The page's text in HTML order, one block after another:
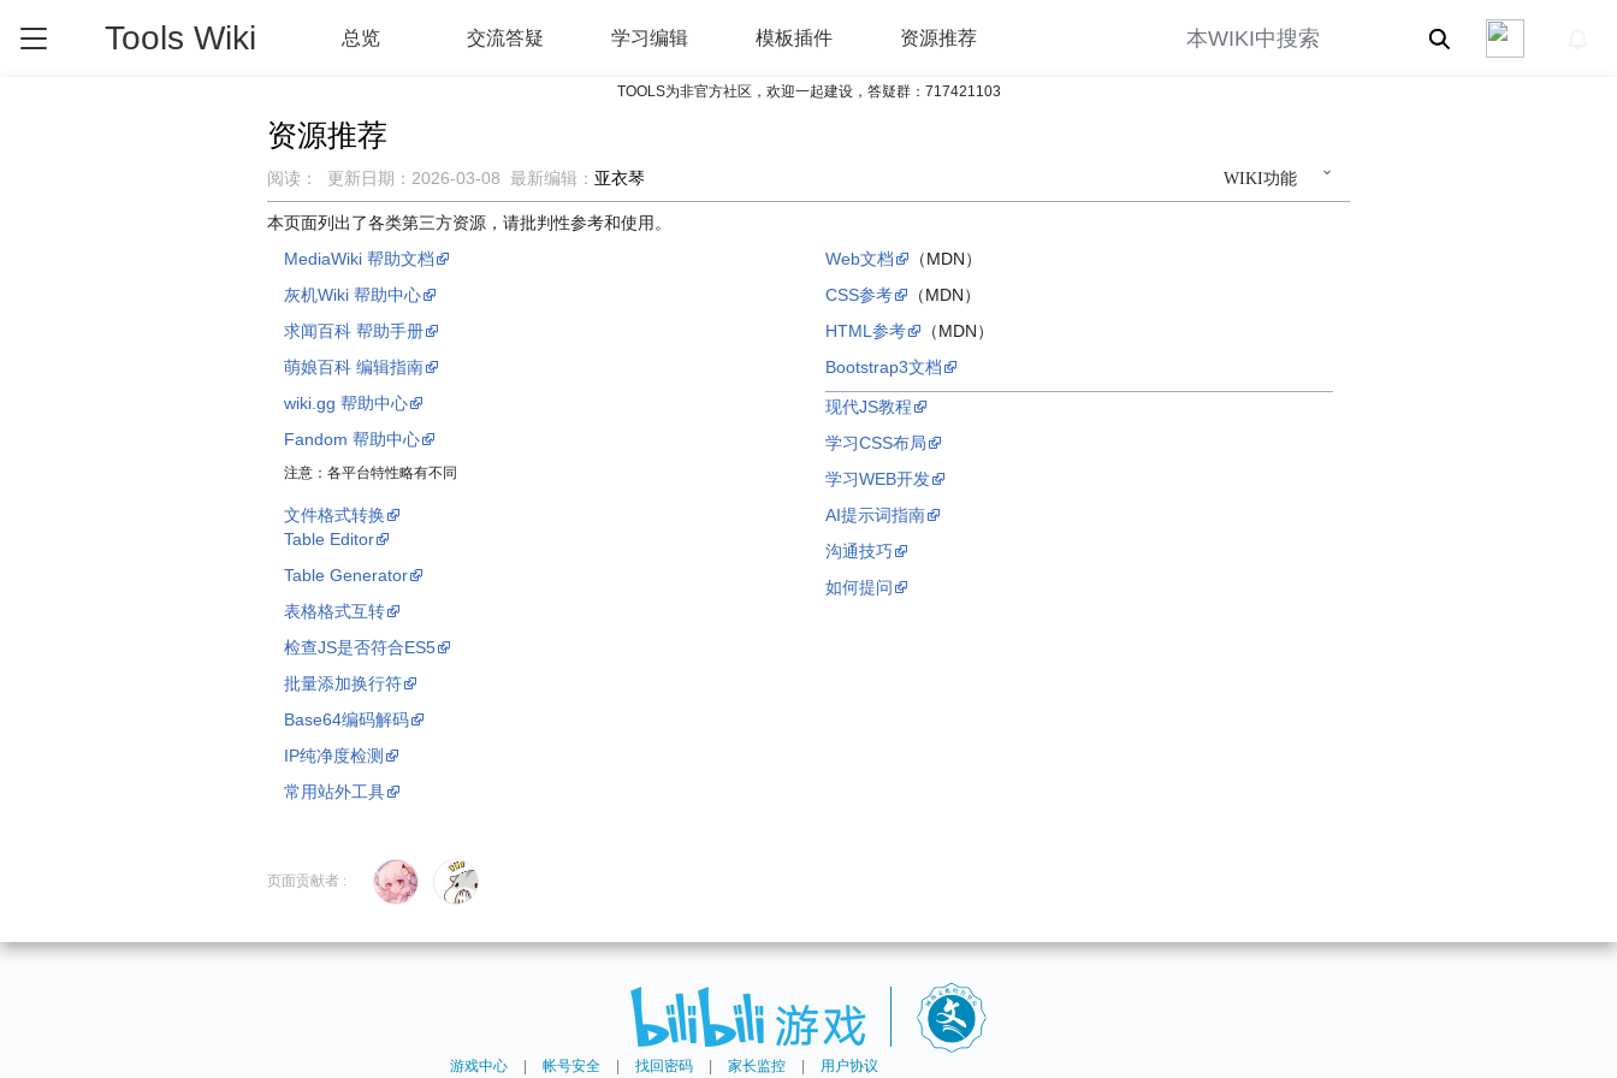
Tools Wiki 总览 交流答疑 学习编辑 模板插件 资源推荐
TOOLS为非官方社区，欢迎一起建设，答疑群： 717421103
资源推荐
WIKI功能
阅读： 更新日期： 2026-03-08 最新编辑： 亚衣琴
跳
跳
本页面列出了各类第三方资源，请批判性参考和使用。
MediaWiki 帮助文档
灰机Wiki 帮助中心
求闻百科 帮助手册
萌娘百科 编辑指南
wiki.gg 帮助中心
Fandom 帮助中心
注意：各平台特性略有不同
Web文档
（MDN）
CSS参考
（MDN）
HTML参考
（MDN）
Bootstrap3文档
现代JS教程
学习CSS布局
学习WEB开发
文件格式转换
Table Editor
Table Generator
表格格式互转
检查JS是否符合ES5
批量添加换行符
Base64编码解码
IP纯净度检测
常用站外工具
AI提示词指南
沟通技巧
如何提问
页面贡献者 :
游戏中心 帐号安全 找回密码 家长监控 用户协议